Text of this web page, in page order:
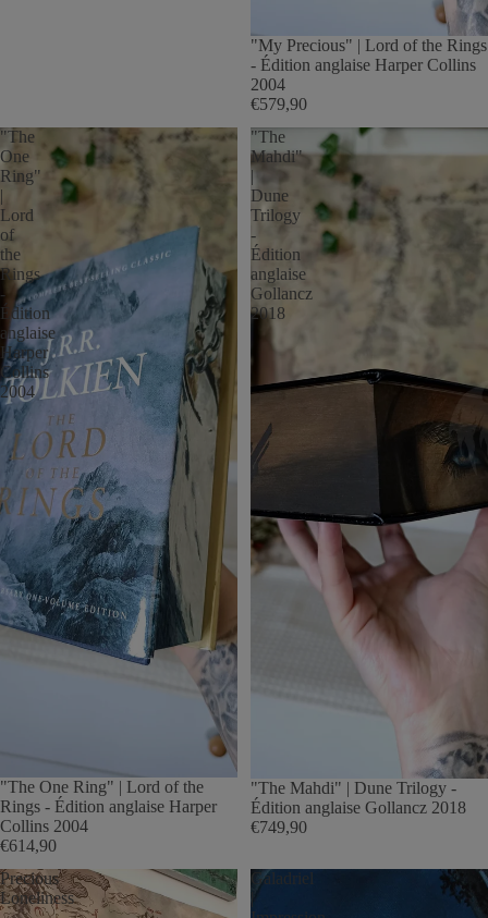
"My Precious" | Lord of the Rings
- Édition anglaise Harper Collins
2004
€579,90
"The
One
Ring"
|
Lord
of
the
Rings
-
Édition
anglaise
Harper
Collins
2004
"The One Ring" | Lord of the
Rings - Édition anglaise Harper
Collins 2004
€614,90
"The
Mahdi"
|
Dune
Trilogy
-
Édition
anglaise
Gollancz
2018
"The Mahdi" | Dune Trilogy -
Édition anglaise Gollancz 2018
€749,90
Precious
Loneliness
Galadriel